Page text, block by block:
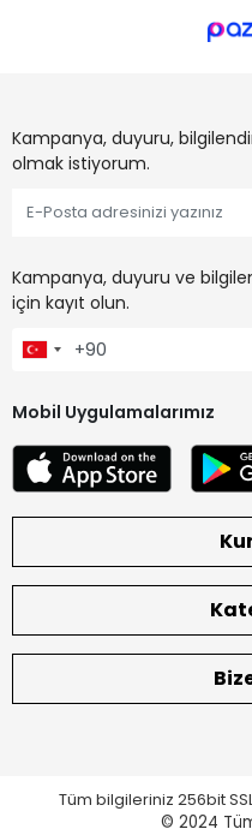
Kampanya, duyuru,
olmak istiyorum.
Kampanya, duyuru ve
için kayıt olun.
Mobil Uygulamalarımız
Tüm bilgileriniz 256bit
© 2024